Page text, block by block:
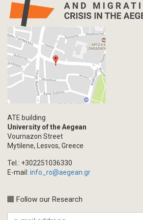
ATE building
University of the Aegean
Vournazon Street
Mytilene, Lesvos, Greece
Tel.: +302251036330
E-mail: info_ro@aegean.gr
Follow our Research